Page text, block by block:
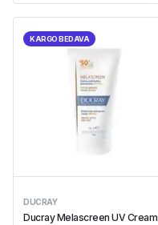
KARGO BEDAVA
DUCRAY
Ducray Melascreen UV Cream